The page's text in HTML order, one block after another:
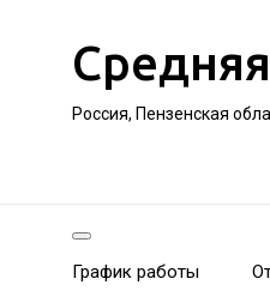
Россия, Пензенская
График работы